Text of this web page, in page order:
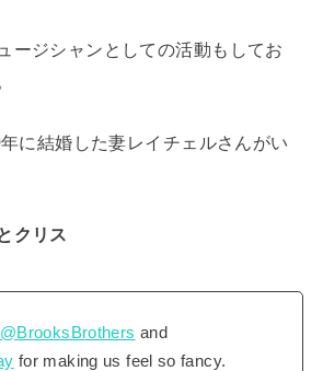
ージシャンとしての活動もしてお
に結婚した妻レイチェルさんがい
クリス
@BrooksBrothers and
for making us feel so fancy.